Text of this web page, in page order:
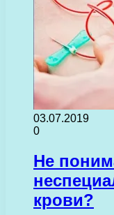
03.07.2019
0
Не
крови?